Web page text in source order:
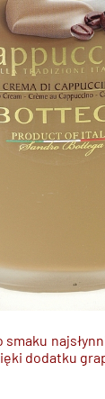
smaku
dodatku